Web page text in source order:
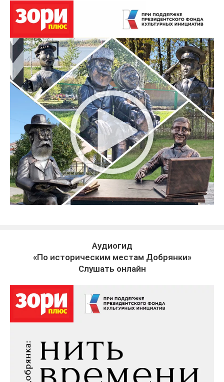
Аудиогид
«По историческим местам Добрянки»
Слушать онлайн